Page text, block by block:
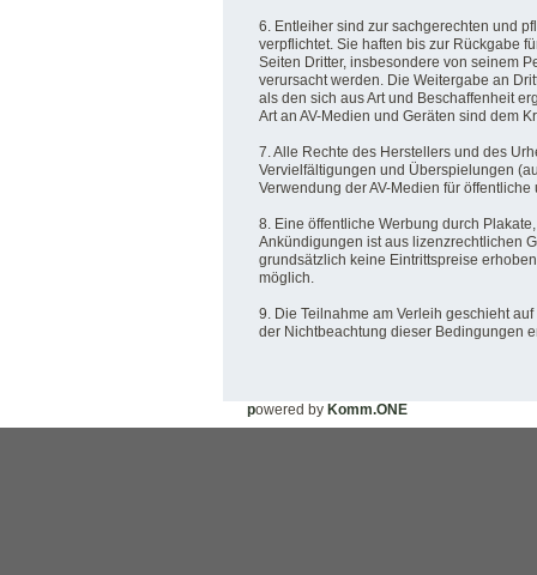
6. Entleiher sind zur sachgerechten und
verpflichtet. Sie haften bis zur Rückgabe
Seiten Dritter, insbesondere von seinem
verursacht werden. Die Weitergabe an
als den sich aus Art und Beschaffenheit
Art an AV-Medien und Geräten sind dem
7. Alle Rechte des Herstellers und des
Vervielfältigungen und Überspielungen
Verwendung der AV-Medien für
8. Eine öffentliche Werbung durch
Ankündigungen ist aus lizenzrechtlichen
grundsätzlich keine Eintrittspreise
möglich.
9. Die Teilnahme am Verleih geschieht
der Nichtbeachtung dieser Bedingungen
powered by Komm.ONE